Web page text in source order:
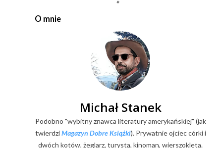
O mnie
Michał Stanek
Podobno "wybitny znawca literatury amerykańskiej" (jak
twierdziMagazyn Dobre Książki). Prywatnie ojciec córki i
dwóch kotów, żeglarz, turysta, kinoman, wierszokleta.